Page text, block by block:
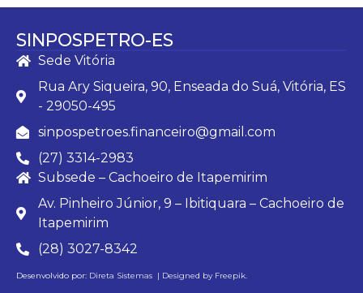
SINPOSPETRO-ES
Sede Vitória
Rua Ary Siqueira, 90, Enseada do Suá, Vitória, ES
- 29050-495
sinpospetroes.financeiro@gmail.com
(27) 3314-2983
Subsede – Cachoeiro de Itapemirim
Av. Pinheiro Júnior, 9 – Ibitiquara – Cachoeiro de
Itapemirim
(28) 3027-8342
Desenvolvido por: Direta Sistemas | Designed by Freepik.